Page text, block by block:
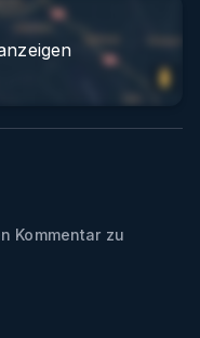
Kommentar zu